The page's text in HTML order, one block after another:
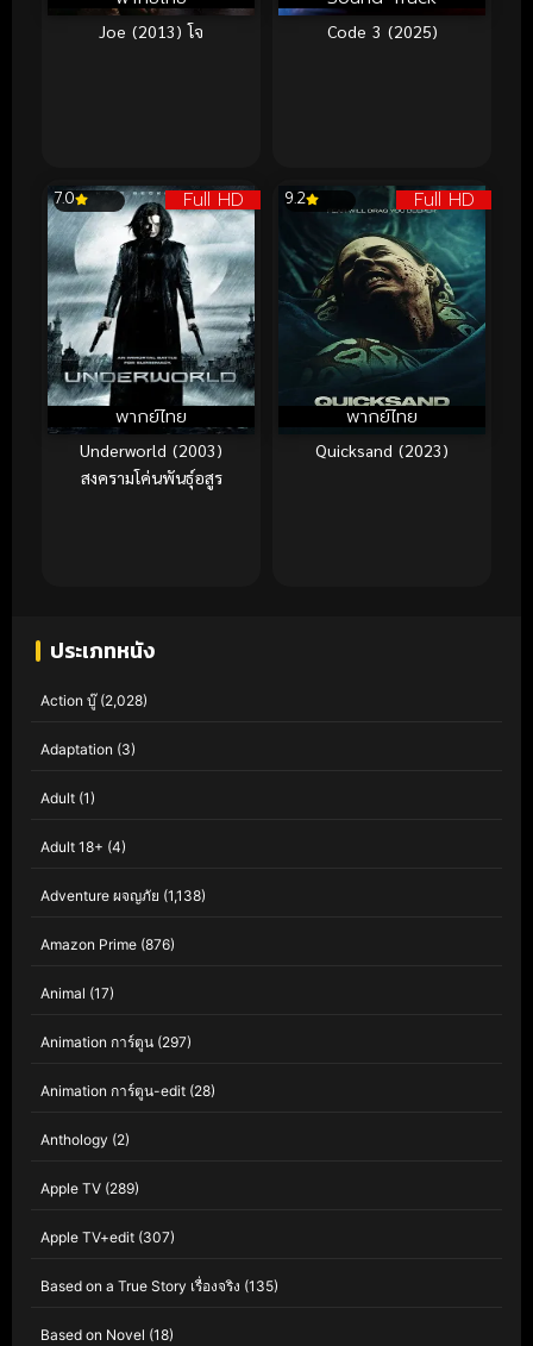
Joe (2013) โจ Code 3 (2025)
Full HD
พากย์ไทย
7.0
Underworld (2003)
สงครามโค่นพันธุ์อสูร
Full HD
พากย์ไทย
9.2
Quicksand (2023)
ประเภทหนัง
Action บู๊(2,028)
Adaptation (3)
Adult (1)
Adult 18+ (4)
Adventure ผจญภัย (1,138)
Amazon Prime (876)
Animal (17)
Animation การ์ตูน (297)
Animation การ์ตูน-edit (28)
Anthology (2)
Apple TV (289)
Apple TV+edit (307)
Based on a True Story เรื่องจริง (135)
Based on Novel (18)